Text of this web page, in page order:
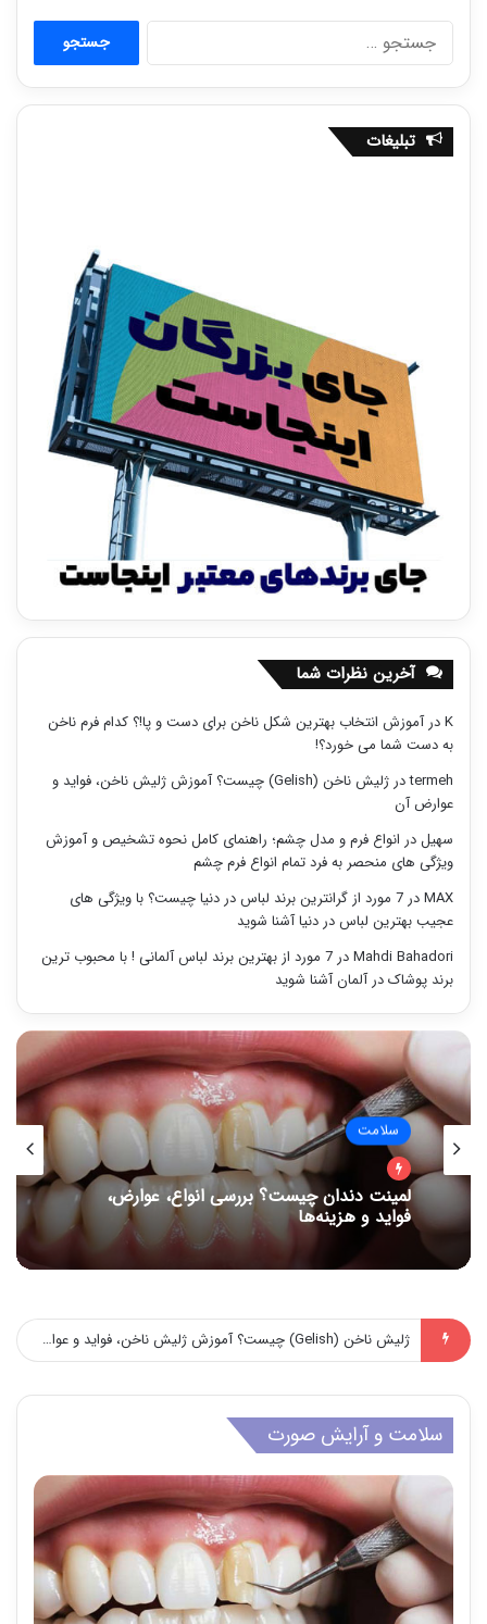
تبلیغات
آخرین نظرات شما
Kدرآموزش انتخاب بهترین شکل ناخن برای دست و پا!؟ کدام فرم ناخن
به دست شما می خورد؟!
termehدر
ژلیش ناخن (Gelish) چیست؟ آموزش ژلیش ناخن، فواید و
عوارض آن
سهیلدر انواع فرم و مدل چشم؛ راهنمای کامل نحوه تشخیص و آموزش
ویژگی های منحصر به فرد تمام انواع فرم چشم
MAXدر
7 مورد از گرانترین برند لباس در دنیا چیست؟ با ویژگی های
عجیب بهترین لباس در دنیا آشنا شوید
Mahdi Bahadoriدر
7 مورد از بهترین برند لباس آلمانی ! با محبوب ترین
برند پوشاک در آلمان آشنا شوید
سلامت
لمینت دندان چیست؟ بررسی انواع، عوارض،
فواید و هزینه‌ها
16 مدل آموزش بستن گره کراوات مردانه! شیکترین گره کراوات کدام است!؟(با ویدیو)
سلامت و آرایش صورت